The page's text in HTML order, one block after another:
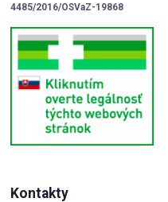
4485/2016/OSVaZ-19868
Kontakty